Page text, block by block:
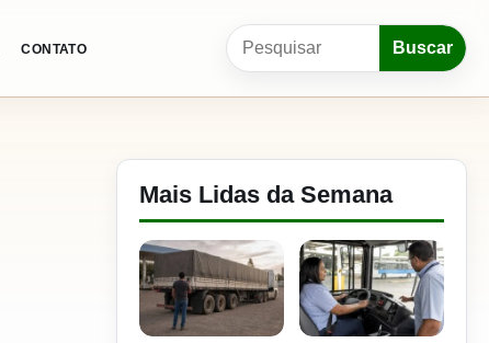
CONTATO
Pesquisar por:
Buscar
Mais Lidas da Semana